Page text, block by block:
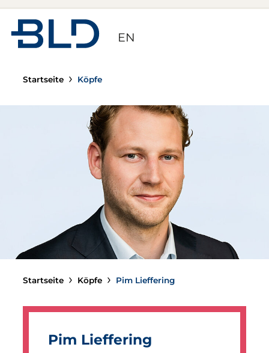
EN
Startseite Köpfe
Pim
Startseite Köpfe Pim Lieffering
Pim Lieffering